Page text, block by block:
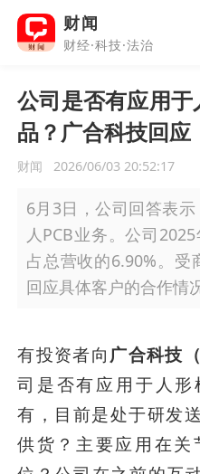
财闻
财经·科技·法治
公司是否有应用
品？广合科技回应
财闻 2026/06/03 20:52:17
6月3日，公司回答表
人PCB业务。公司
占总营收的6.90%。
回应具体客户的合作情况
有投资者向广合科技
司是否有应用于人
有，目前是处于研发
供货？主要应用在